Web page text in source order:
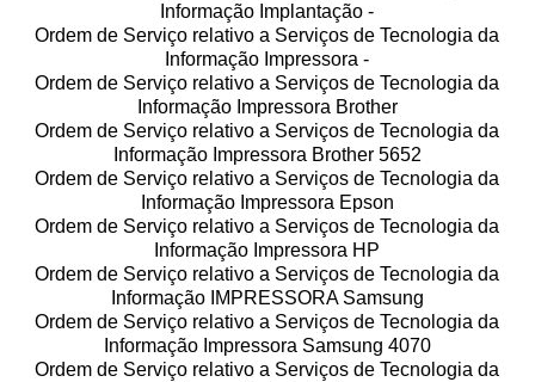
Informação Implantação -
Ordem de Serviço relativo a Serviços de Tecnologia da
Informação Impressora -
Ordem de Serviço relativo a Serviços de Tecnologia da
Informação Impressora Brother
Ordem de Serviço relativo a Serviços de Tecnologia da
Informação Impressora Brother 5652
Ordem de Serviço relativo a Serviços de Tecnologia da
Informação Impressora Epson
Ordem de Serviço relativo a Serviços de Tecnologia da
Informação Impressora HP
Ordem de Serviço relativo a Serviços de Tecnologia da
Informação IMPRESSORA Samsung
Ordem de Serviço relativo a Serviços de Tecnologia da
Informação Impressora Samsung 4070
Ordem de Serviço relativo a Serviços de Tecnologia da